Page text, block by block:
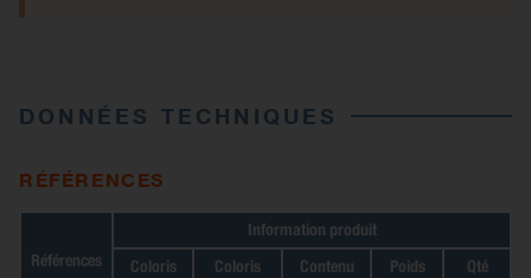
DONNÉES TECHNIQUES
RÉFÉRENCES
Références
Information produit
Coloris
Coloris
Contenu
Poids
Qté